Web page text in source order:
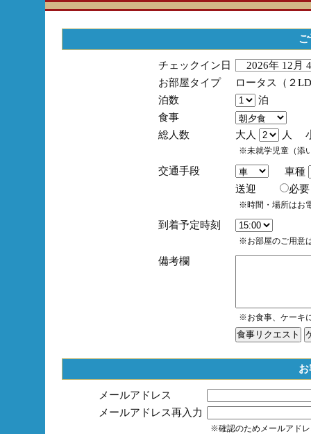
チェックイン日
2026年 12
お部屋タイプ
ロータス（２
泊数
泊
食事
総人数
大人 人
※未就学児童（添
交通手段
車種
送迎
※時間・場所はお
到着予定時刻
※お部屋のご用意
備考欄
※お食事、ケーキ
メールアドレス
メールアドレス再入力
※確認のためメールアド